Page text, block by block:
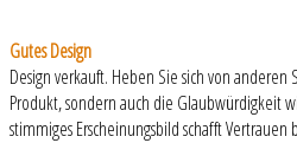
Gutes Design
Design verkauft. Heben Sie sich von anderen
Produkt, sondern auch die Glaubwürdigkeit
stimmiges Erscheinungsbild schafft Vertrauen